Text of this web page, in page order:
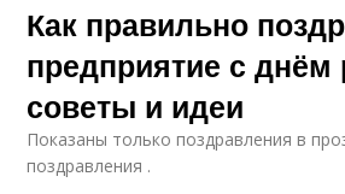
Как правильно
предприятие с
советы и идеи
Показаны только поздравления в
поздравления .